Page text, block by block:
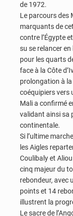
de 1972.
Le parcours des
marquants de
contre l’Égypte
su se relancer
pour les quarts
face à la Côte
prolongation à
coéquipiers vers
Mali a confirmé
validant ainsi sa
continentale.
Si l’ultime
les Aigles
Coulibaly et
cinq majeur du
rebondeur, avec
points et 14
illustrent la
Le sacre de